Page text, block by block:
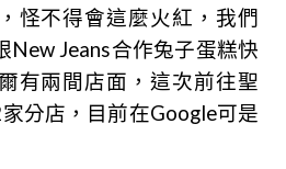
怪不得會這麼火紅，我們
New Jeans合作兔子蛋糕快
有兩間店面，這次前往聖
分店，目前在Google可是